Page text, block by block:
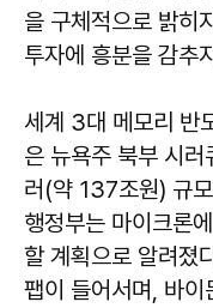
을 구체적으로 밝히
투자에 흥분을 감추
세계 3대 메모리 반
은 뉴욕주 북부 시
러(약 137조원) 규
행정부는 마이크론
할 계획으로 알려졌
팹이 들어서며, 바